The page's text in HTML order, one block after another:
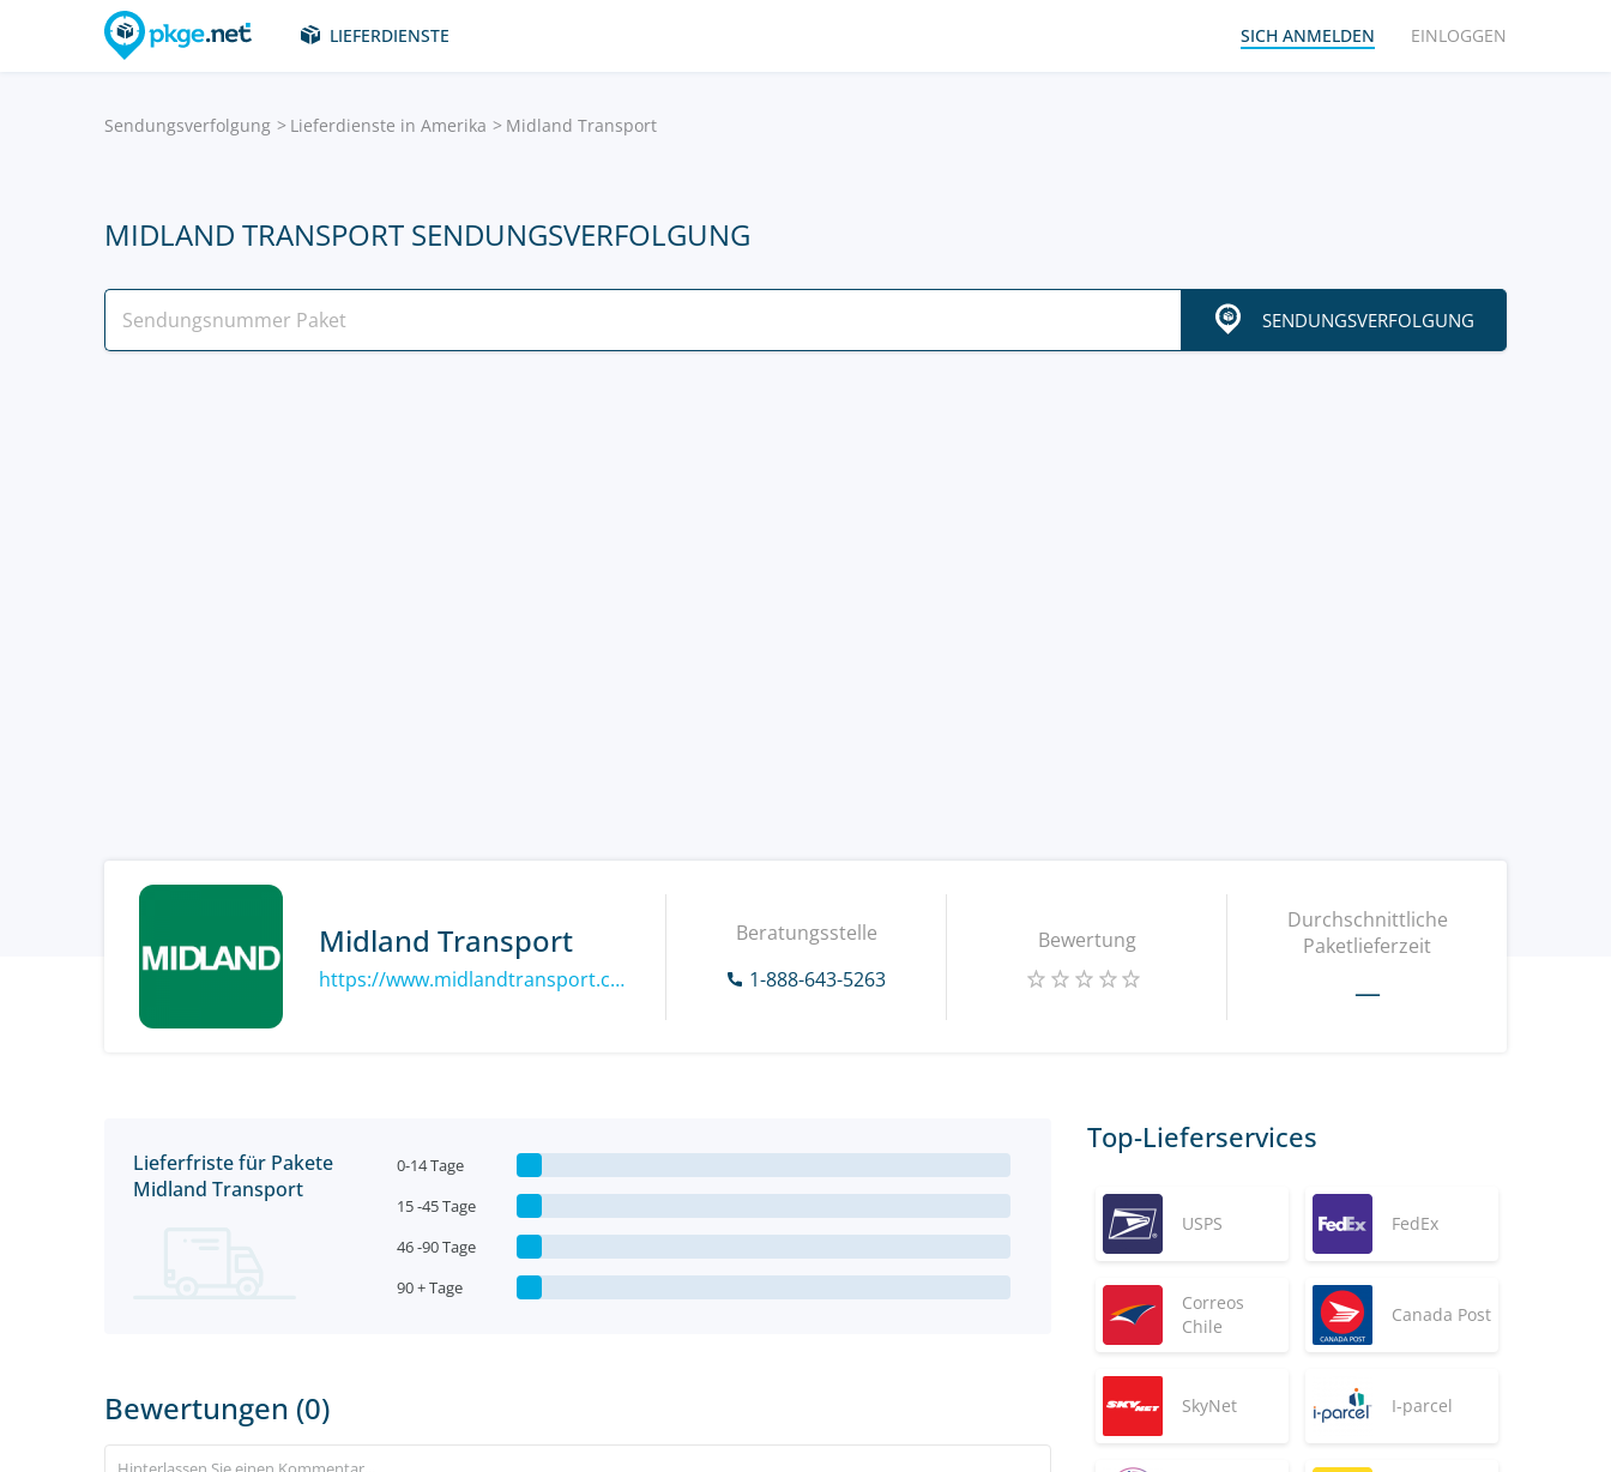
LIEFERDIENSTE SICH ANMELDEN EINLOGGEN
Sendungsverfolgung Lieferdienste in Amerika Midland Transport
MIDLAND TRANSPORT SENDUNGSVERFOLGUNG
SENDUNGSVERFOLGUNG
Midland Transport
https://www.midlandtransport.com
Beratungsstelle
1-888-643-5263
Bewertung
Durchschnittliche
Paketlieferzeit
—
Lieferfriste für Pakete
Midland Transport
0-14 Tage
15 -45 Tage
46 -90 Tage
90 + Tage
Bewertungen (0)
Top-Lieferservices
USPS FedEx
Correos
Chile
Canada Post
SkyNet I-parcel